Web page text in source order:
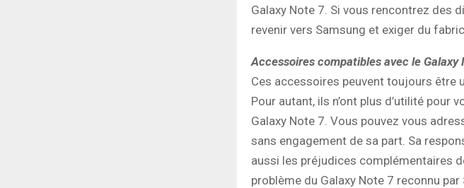
Galaxy Note 7. Si vous rencontrez des
revenir vers Samsung et exiger du
Accessoires compatibles avec le Galaxy
Ces accessoires peuvent toujours être
Pour autant, ils n’ont plus d’utilité pour
Galaxy Note 7. Vous pouvez vous
sans engagement de sa part. Sa
aussi les préjudices complémentaires
problème du Galaxy Note 7 reconnu